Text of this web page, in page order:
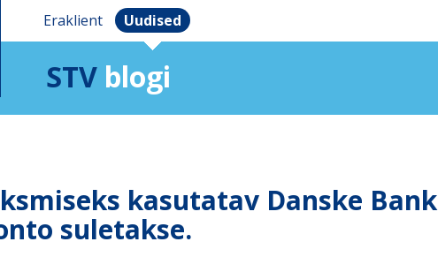
Eraklient Uudised
STV blogi
kasutatav Danske Bank
suletakse.